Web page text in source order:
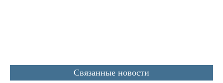
Связанные новости